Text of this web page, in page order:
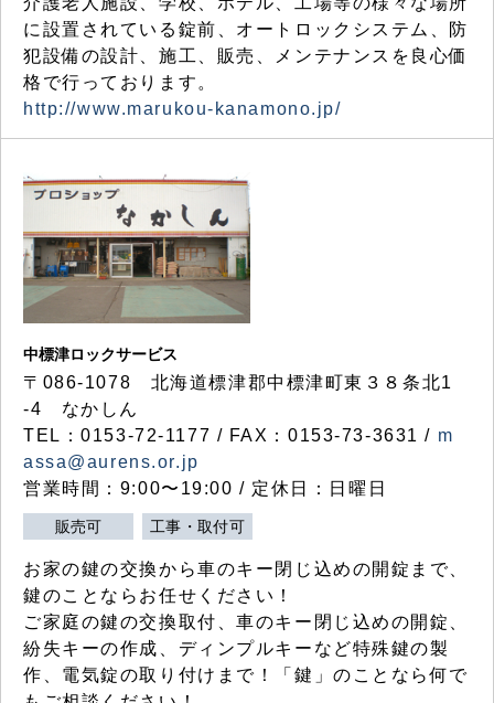
に設置されている錠前、オートロックシステム、防
犯設備の設計、施工、販売、メンテナンスを良心価
格で行っております。
http://www.marukou-kanamono.jp/
中標津ロックサービス
〒086-1078 北海道標津郡中標津町東３８条北1
-4 なかしん
TEL：0153-72-1177 / FAX：0153-73-3631 / m
assa@aurens.or.jp
営業時間：9:00〜19:00 / 定休日：日曜日
販売可 工事・取付可
お家の鍵の交換から車のキー閉じ込めの開錠まで、
鍵のことならお任せください！
ご家庭の鍵の交換取付、車のキー閉じ込めの開錠、
紛失キーの作成、ディンプルキーなど特殊鍵の製
作、電気錠の取り付けまで！「鍵」のことなら何で